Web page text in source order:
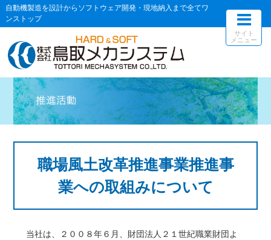
自動機製造を設計からソフトウェア開発・現地納入まで全てワ
ンストップ
サイト
メニュー
職場風土改革推進事業推進事
業への取組みについて
当社は、２００８年６月、財団法人２１世紀職業財団よ